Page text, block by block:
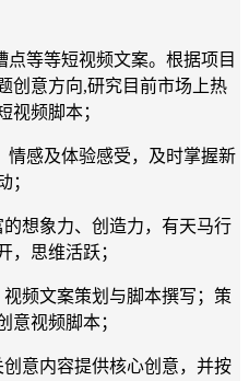
等等短视频文案。根据项目
创意方向,研究目前市场上热
视频脚本；
情感及体验感受，及时掌握新
；
想象力、创造力，有天马行
，思维活跃；
频文案策划与脚本撰写；策
意视频脚本；
意内容提供核心创意，并按